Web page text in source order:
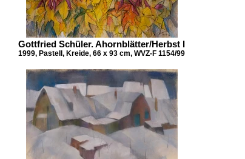
Gottfried Schüler. Ahornblätter/Herbst I
1999, Pastell, Kreide, 66 x 93 cm, WVZ-F 1154/99